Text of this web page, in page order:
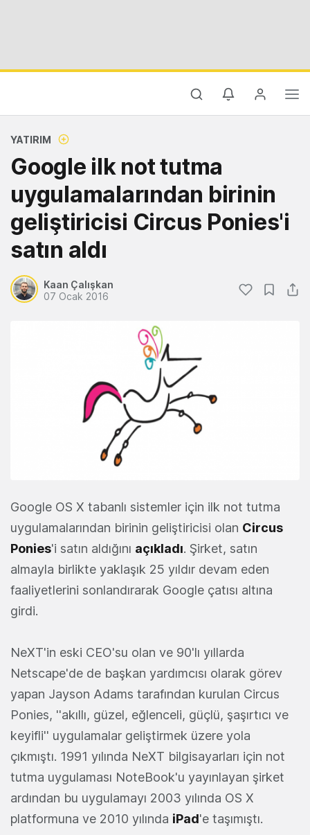
YATIRIM
Google ilk not tutma
uygulamalarından birinin
geliştiricisi Circus Ponies'i
satın aldı
Kaan Çalışkan
07 Ocak 2016
Google OS X tabanlı sistemler için ilk not tutma
uygulamalarından birinin geliştiricisi olan Circus
Ponies'i satın aldığını açıkladı. Şirket, satın
almayla birlikte yaklaşık 25 yıldır devam eden
faaliyetlerini sonlandırarak Google çatısı altına
girdi.
NeXT'in eski CEO'su olan ve 90'lı yıllarda
Netscape'de de başkan yardımcısı olarak görev
yapan Jayson Adams tarafından kurulan Circus
Ponies, ''akıllı, güzel, eğlenceli, güçlü, şaşırtıcı ve
keyifli'' uygulamalar geliştirmek üzere yola
çıkmıştı. 1991 yılında NeXT bilgisayarları için not
tutma uygulaması NoteBook'u yayınlayan şirket
ardından bu uygulamayı 2003 yılında OS X
platformuna ve 2010 yılında iPad'e taşımıştı.